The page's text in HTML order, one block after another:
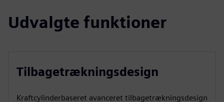
Udvalgte funktioner
Tilbagetrækningsdesign
Kraftcylinderbaseret avanceret tilbagetrækningsdesign